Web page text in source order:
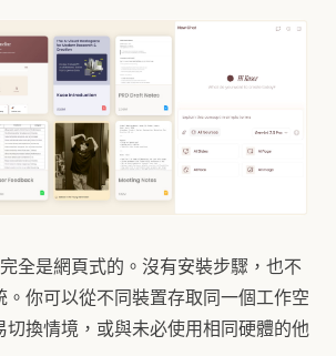
全是網頁式的。沒有安裝步驟，也不
你可以從不同裝置存取同一個工作空
切換情境，或與未必使用相同硬體的他